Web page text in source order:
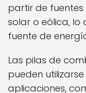
partir de
solar o eólica, lo
fuente de
Las pilas de
pueden
aplicaciones,